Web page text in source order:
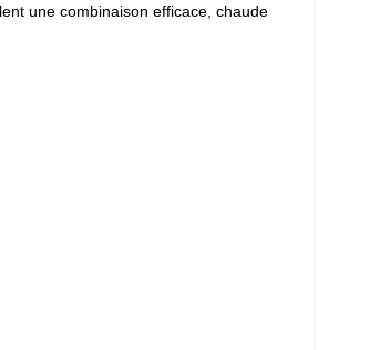
une combinaison efficace, chaude